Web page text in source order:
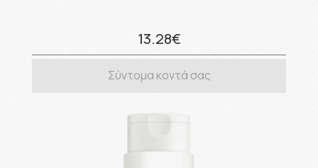
13.28€
Σύντομα κοντά σας